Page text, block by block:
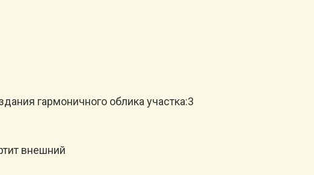
гармоничного облика участка:3
внешний